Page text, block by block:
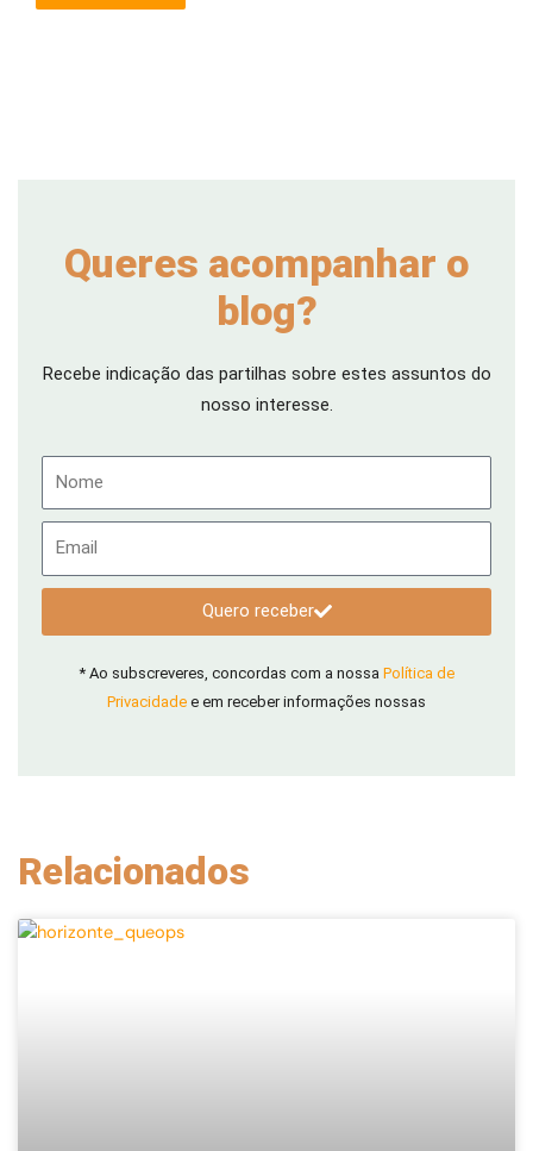
Queres acompanhar o
blog?
Recebe indicação das partilhas sobre estes assuntos do
nosso interesse.
Quero receber
* Ao subscreveres, concordas com a nossa Política de
Privacidade e em receber informações nossas
Relacionados